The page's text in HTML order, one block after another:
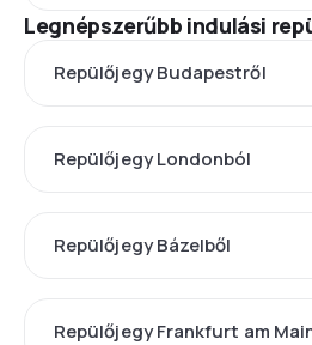
Legnépszerűbb indulási
Repülőjegy Budapestről
Repülőjegy Londonból
Repülőjegy Bázelből
Repülőjegy Frankfurt am